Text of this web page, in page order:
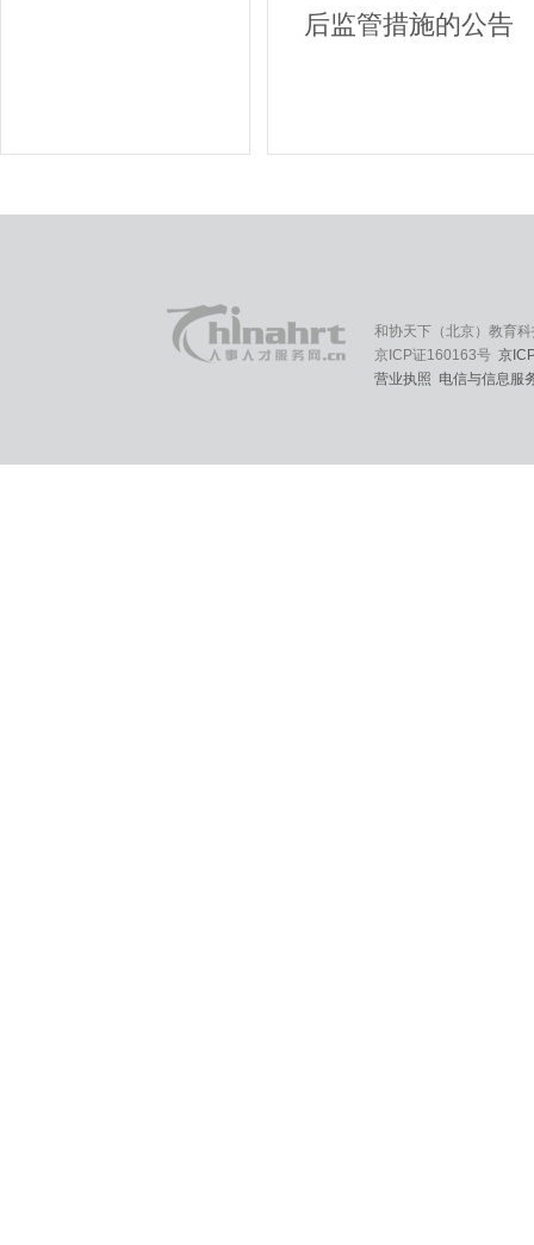
后监管措施的公告
和协天下（北京）教育
京ICP证160163号 京
营业执照 电信与信息服